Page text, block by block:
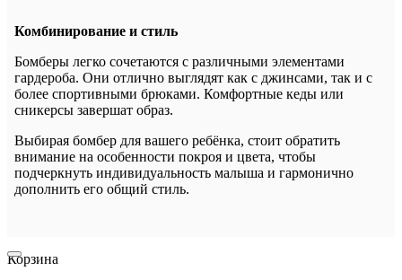
Комбинирование и стиль
Бомберы легко сочетаются с различными элементами
гардероба. Они отлично выглядят как с джинсами, так и с
более спортивными брюками. Комфортные кеды или
сникерсы завершат образ.
Выбирая бомбер для вашего ребёнка, стоит обратить
внимание на особенности покроя и цвета, чтобы
подчеркнуть индивидуальность малыша и гармонично
дополнить его общий стиль.
Корзина